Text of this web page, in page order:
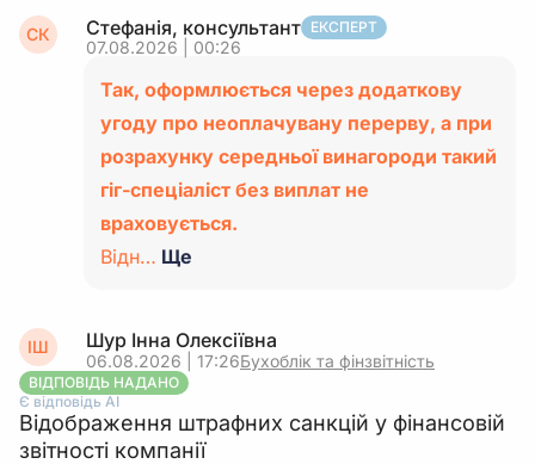
СК Стефанія, консультант ЕКСПЕРТ
07.08.2026 | 00:26
Так, оформлюється через додаткову
угоду про неоплачувану перерву, а при
розрахунку середньої винагороди такий
гіг-спеціаліст без виплат не
враховується.
Відн… Ще
ІШ Шур Інна Олексіївна
06.08.2026 | 17:26Бухоблік та фінзвітність
ВІДПОВІДЬ НАДАНО
Є відповідь АІ
Відображення штрафних санкцій у фінансовій
звітності компанії